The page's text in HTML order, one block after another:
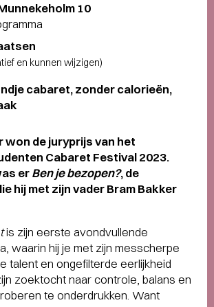
10
en kunnen wijzigen)
cabaret, zonder calorieën,
won de juryprijs van het
Cabaret Festival 2023.
erBen je bezopen?, de
hij met zijn vader Bram Bakker
is zijn eerste avondvullende
waarin hij je met zijn messcherpe
talent en ongefilterde eerlijkheid
zoektocht naar controle, balans en
te onderdrukken. Want